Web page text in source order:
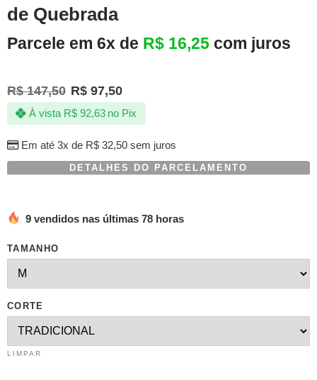
de Quebrada
Parcele em 6x de R$ 16,25 com juros
R$147,50 R$ 97,50
Em até 3x de R$32,50sem juros
À vista R$92,63 no Pix
DETALHES DO PARCELAMENTO
9 vendidos nas últimas 78 horas
TAMANHO
CORTE
LIMPAR